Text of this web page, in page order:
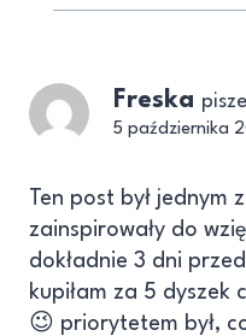
Freska
5 października
Ten post był jednym
zainspirowały do
dokładnie 3 dni
kupiłam za 5 dyszek
😉 priorytetem był,